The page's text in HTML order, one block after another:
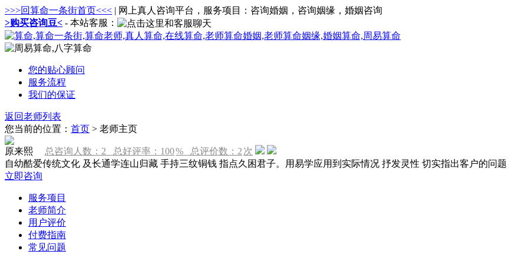
>>>回算命一条街首页<<< | 网上真人咨询平台，服务项目：咨询婚姻，咨询姻缘，婚姻咨询
>购买咨询豆< - 本站客服：
您的贴心顾问
服务流程
我们的保证
返回老师列表
您当前的位置： 首页 > 老师主页
原来熙 总咨询人数： 2 总好评率： 100% 总评价数： 2 次
自幼酷爱传统文化 及长通学连山归藏 手持三纹铜钱 指点久困君子。用易学应用到实际情况 抒发灵性 切实指出客户的问题
立即咨询
服务项目
老师简介
用户评价
付费指南
常见问题